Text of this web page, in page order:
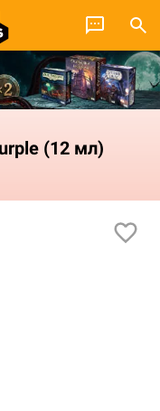
(12 мл)